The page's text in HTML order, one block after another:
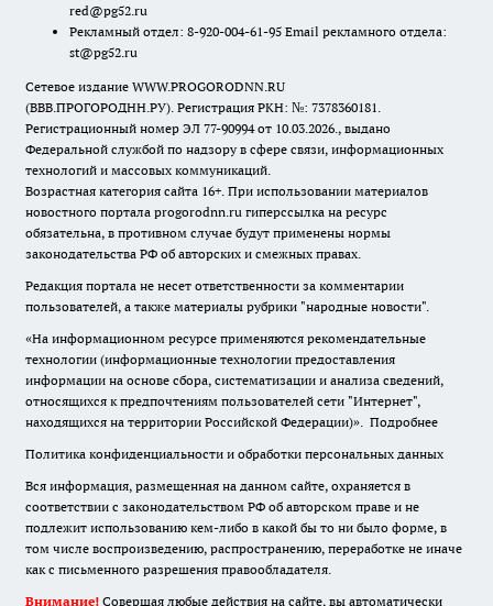
red@pg52.ru
Рекламный отдел: 8-920-004-61-95 Email рекламного отдела:
st@pg52.ru
Сетевое издание WWW.PROGORODNN.RU
(ВВВ.ПРОГОРОДНН.РУ). Регистрация РКН: №: 7378360181.
Регистрационный номер ЭЛ 77-90994 от 10.03.2026., выдано
Федеральной службой по надзору в сфере связи, информационных
технологий и массовых коммуникаций.
Возрастная категория сайта 16+. При использовании материалов
новостного портала progorodnn.ru гиперссылка на ресурс
обязательна, в противном случае будут применены нормы
законодательства РФ об авторских и смежных правах.
Редакция портала не несет ответственности за комментарии
пользователей, а также материалы рубрики "народные новости".
«На информационном ресурсе применяются рекомендательные
технологии (информационные технологии предоставления
информации на основе сбора, систематизации и анализа сведений,
относящихся к предпочтениям пользователей сети "Интернет",
находящихся на территории Российской Федерации)». Подробнее
Политика конфиденциальности и обработки персональных данных
Вся информация, размещенная на данном сайте, охраняется в
соответствии с законодательством РФ об авторском праве и не
подлежит использованию кем-либо в какой бы то ни было форме, в
том числе воспроизведению, распространению, переработке не иначе
как с письменного разрешения правообладателя.
Внимание! Совершая любые действия на сайте, вы автоматически